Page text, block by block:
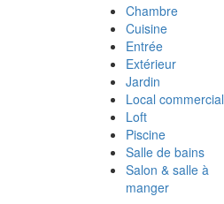
Chambre
Cuisine
Entrée
Extérieur
Jardin
Local commercial
Loft
Piscine
Salle de bains
Salon & salle à
manger